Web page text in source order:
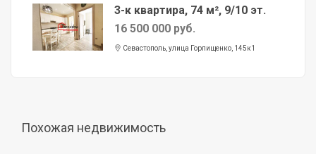
3-к квартира, 74 м², 9/10 эт.
16 500 000 руб.
Севастополь, улица Горпищенко, 145к1
Похожая недвижимость